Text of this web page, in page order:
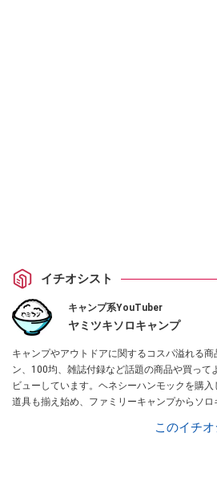
イチオシスト
キャンプ系YouTuber
ヤミツキソロキャンプ
キャンプやアウトドアに関するコスパ溢れる
ン、100均、雑誌付録など話題の商品や買って
ビューしています。ヘネシーハンモックを購
道具も揃え始め、ファミリーキャンプからソロ
このイチ